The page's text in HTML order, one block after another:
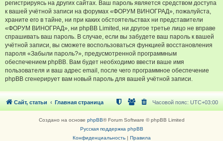
регистрируясь на других сайтах. Ваш пароль является средством доступа
к вашей учётной записи на форумах «ФОРУМ ВИНОГРАД», пожалуйста,
храните его в тайне, ни при каких обстоятельствах ни представители
«ФОРУМ ВИНОГРАД», ни phpBB Limited, ни другое третье лицо не вправе
спрашивать ваш пароль. В случае, если вы забудете ваш пароль к вашей
учётной записи, вы сможете воспользоваться функцией восстановления
пароля «Забыли пароль?», предусмотренной программным
обеспечением phpBB. Вам будет необходимо ввести ваше имя
пользователя и ваш адрес email, после чего программное обеспечение
phpBB сгенерирует вам новый пароль для вашей учётной записи.
Сайт, статьи Главная страница Часовой пояс: UTC+03:00
Создано на основе phpBB® Forum Software © phpBB Limited
Русская поддержка phpBB
Конфиденциальность| Правила